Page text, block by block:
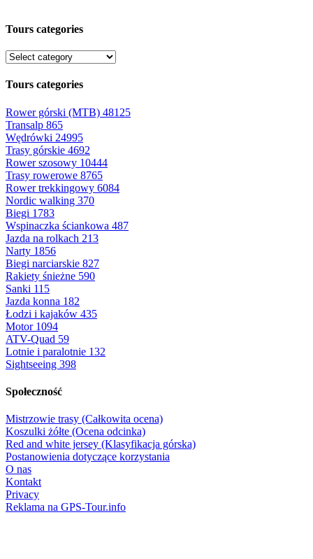
Tours categories
Tours categories
Rower górski (MTB) 48125
Transalp 865
Wędrówki 24995
Trasy górskie 4692
Rower szosowy 10444
Trasy rowerowe 8765
Rower trekkingowy 6084
Nordic walking 370
Biegi 1783
Wspinaczka ściankowa 487
Jazda na rolkach 213
Narty 1856
Biegi narciarskie 827
Rakiety śnieżne 590
Sanki 115
Jazda konna 182
Łodzi i kajaków 435
Motor 1094
ATV-Quad 59
Lotnie i paralotnie 132
Sightseeing 398
Społeczność
Mistrzowie trasy (Całkowita ocena)
Koszulki żółte (Ocena odcinka)
Red and white jersey (Klasyfikacja górska)
Postanowienia dotyczące korzystania
O nas
Kontakt
Privacy
Reklama na GPS-Tour.info